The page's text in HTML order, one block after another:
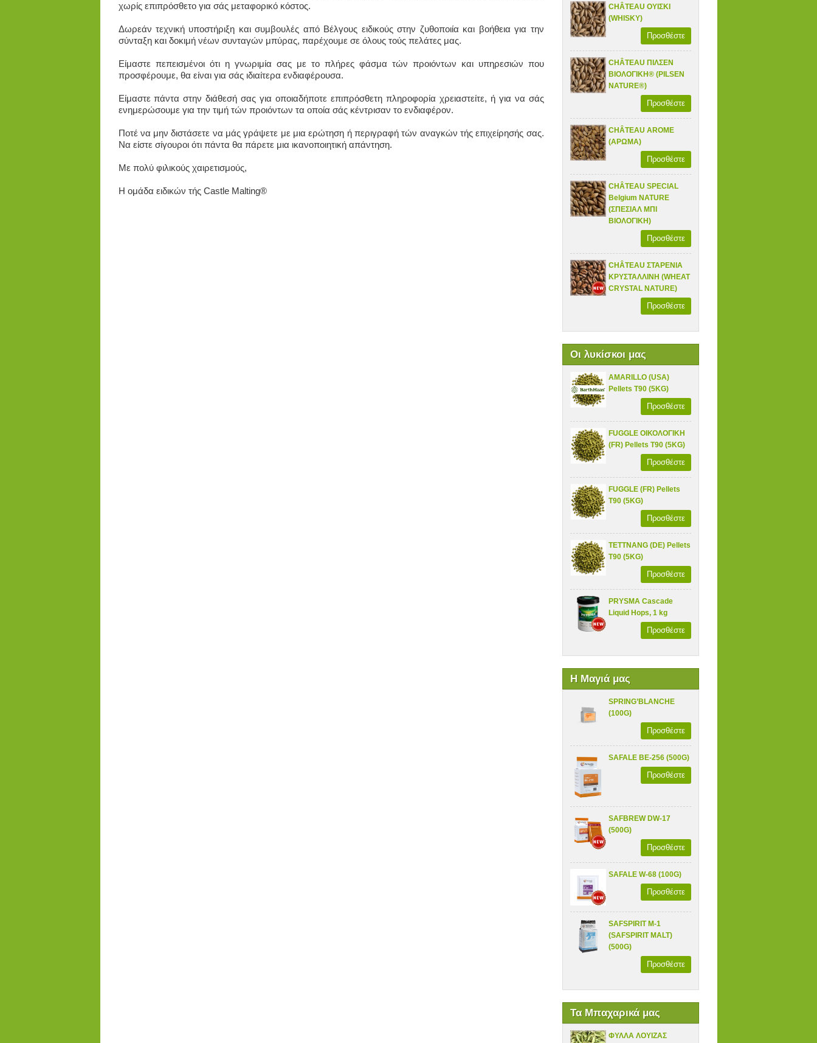
CHÂTEAU ΟΥΙΣΚΙ
(WHISKY)
Προσθέστε
CHÂTEAU ΠΙΛΣΕΝ
ΒΙΟΛΟΓΙΚΗ® (PILSEN
NATURE®)
Προσθέστε
CHÂTEAU AROME
(ΑΡΩΜΑ)
Προσθέστε
CHÂTEAU SPECIAL
Belgium NATURE
(ΣΠΕΣΙΑΛ ΜΠΙ
ΒΙΟΛΟΓΙΚΗ)
Προσθέστε
CHÂTEAU ΣΤΑΡΕΝΙΑ
ΚΡΥΣΤΑΛΛΙΝΗ (WHEAT
CRYSTAL NATURE)
Προσθέστε
Οι λυκίσκοι μας
AMARILLO (USA)
Pellets T90 (5KG)
Προσθέστε
FUGGLE ΟΙΚΟΛΟΓΙΚΗ
(FR) Pellets T90 (5KG)
Προσθέστε
FUGGLE (FR) Pellets
T90 (5KG)
Προσθέστε
TETTNANG (DE) Pellets
T90 (5KG)
Προσθέστε
PRYSMA Cascade
Liquid Hops, 1 kg
Προσθέστε
Η Μαγιά μας
SPRING’BLANCHE
(100G)
Προσθέστε
SAFALE BE-256 (500G)
Προσθέστε
SAFBREW DW-17
(500G)
Προσθέστε
SAFALE W-68 (100G)
Προσθέστε
SAFSPIRIT M-1
(SAFSPIRIT MALT)
(500G)
Προσθέστε
Τα Μπαχαρικά μας
ΦΥΛΛΑ ΛΟΥΙΖΑΣ
χωρίς επιπρόσθετο για σάς μεταφορικό κόστος.
Δωρεάν τεχνική υποστήριξη και συμβουλές από Βέλγους ειδικούς στην ζυθοποιία και βοήθεια για την
σύνταξη και δοκιμή νέων συνταγών μπύρας, παρέχουμε σε όλους τούς πελάτες μας.
Είμαστε πεπεισμένοι ότι η γνωριμία σας με το πλήρες φάσμα τών προιόντων και υπηρεσιών που
προσφέρουμε, θα είναι για σάς ιδιαίτερα ενδιαφέρουσα.
Είμαστε πάντα στην διάθεσή σας για οποιαδήποτε επιπρόσθετη πληροφορία χρειαστείτε, ή για να σάς
ενημερώσουμε για την τιμή τών προιόντων τα οποία σάς κέντρισαν το ενδιαφέρον.
Ποτέ να μην διστάσετε να μάς γράψετε με μια ερώτηση ή περιγραφή τών αναγκών τής επιχείρησής σας.
Να είστε σίγουροι ότι πάντα θα πάρετε μια ικανοποιητική απάντηση.
Με πολύ φιλικούς χαιρετισμούς,
Η ομάδα ειδικών τής Castle Malting®